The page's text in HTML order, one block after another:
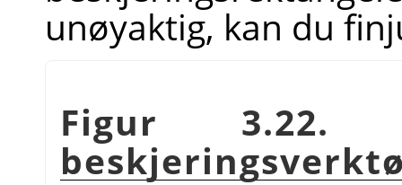
unøyaktig, kan du
Figur 3.22.